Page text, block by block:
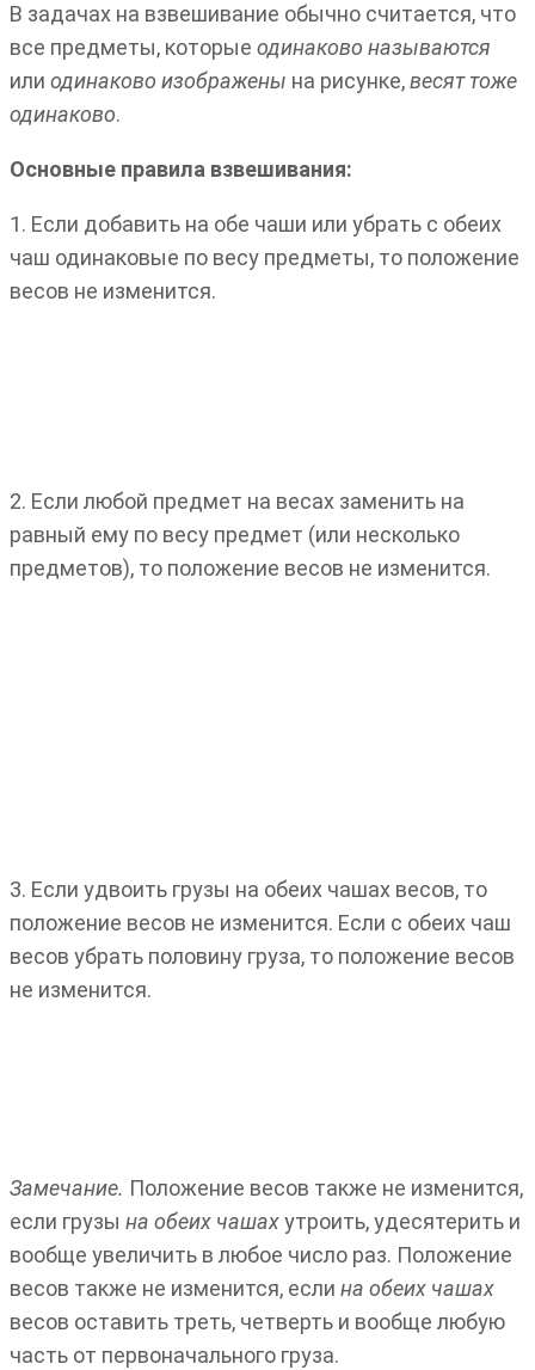
В задачах на взвешивание обычно считается, что
все предметы, которые одинаково называются
или одинаково изображены на рисунке,весят тоже
одинаково.
Основные правила взвешивания:
1. Если добавить на обе чаши или убрать с обеих
чаш одинаковые по весу предметы, то положение
весов не изменится.
2. Если любой предмет на весах заменить на
равный ему по весу предмет (или несколько
предметов), то положение весов не изменится.
3. Если удвоить грузы на обеих чашах весов, то
положение весов не изменится. Если с обеих чаш
весов убрать половину груза, то положение весов
не изменится.
Замечание. Положение весов также не изменится,
если грузы на обеих чашахутроить, удесятерить и
вообще увеличить в любое число раз. Положение
весов также не изменится, если на обеих чашах
весов оставить треть, четверть и вообще любую
часть от первоначального груза.